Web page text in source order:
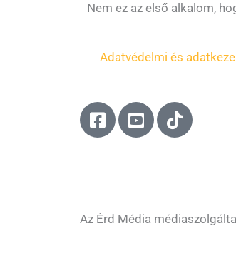
Nem ez az első alkalom,
Adatvédelmi és
F
a
o
Y
o
e
T
i
Az Érd Média